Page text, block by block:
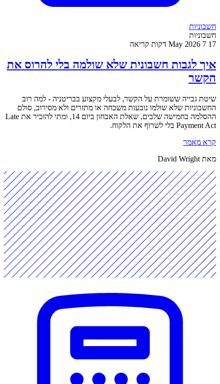
חשבוניות
חשבוניות
17 May 2026 7 דקות קריאה
איך לגבות חשבונית שלא שולמה בלי להרוס את
הקשר
שיטת גבייה ששומרת על הקשר, לבעלי מקצוע בבריטניה - למה רוב
החשבוניות שלא שולמו נובעות משכחה או מתזרים ולא מסירוב, סולם
ההסלמה בחמישה שלבים, שאלת האבחון ביום 14, ומתי להזכיר את Late
Payment Act בלי לשרוף את הלקוח.
קרא מאמר
מאת David Wright